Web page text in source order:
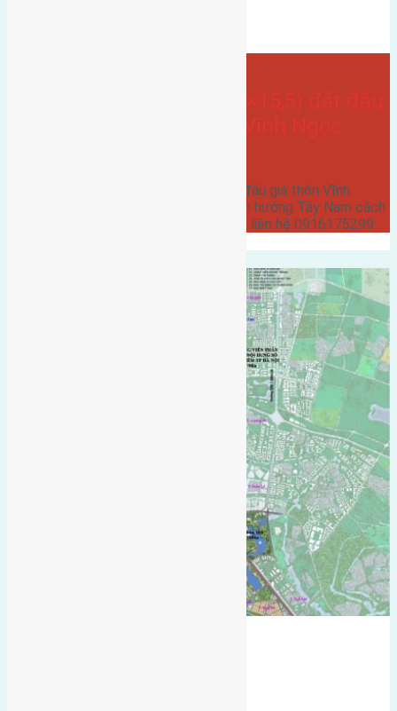
Cần bán 69,75m2 (4,5×15,5) đất đấu
giá thôn Vĩnh Thanh Vĩnh Ngọc
Cần bán 69,75m2 (4,5x15,5) đất đấu giá thôn Vĩnh
Thanh Vĩnh Ngọc đường rộng 6m hướng Tây Nam cách
cầu Nhật Tân 500m giá 40,5 triệu liên hệ 0916175299 .